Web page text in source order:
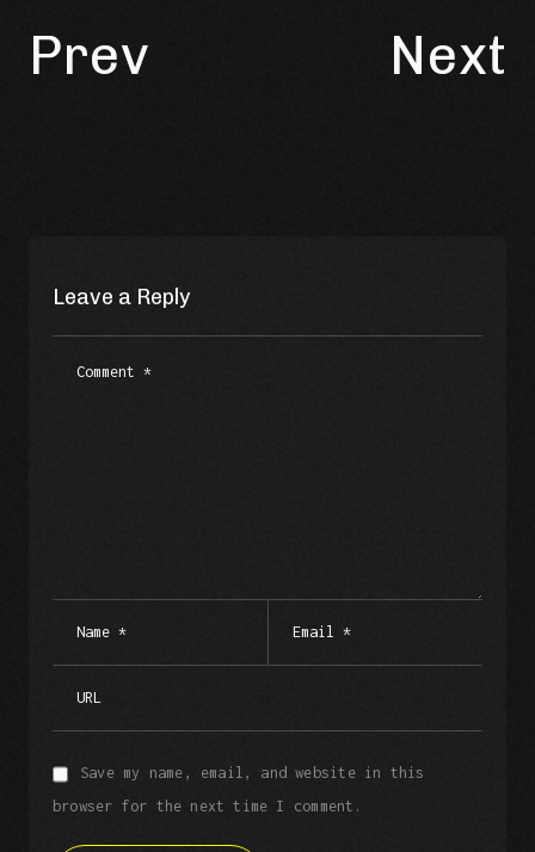
Prev Next
Leave a Reply
Save my name, email, and website in this
browser for the next time I comment.